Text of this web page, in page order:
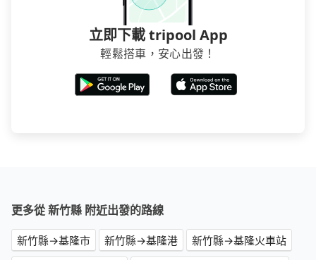
立即下載 tripool App
輕鬆搭車，安心出發！
更多從 新竹縣 附近出發的路線
新竹縣→基隆市 新竹縣→基隆港
新竹縣→基隆火車站